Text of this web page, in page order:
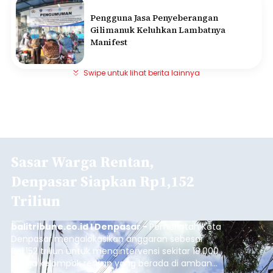
Pengguna Jasa Penyeberangan
Gilimanuk Keluhkan Lambatnya
Manifest
Swipe untuk lihat berita lainnya
Sasar Warga Rentan,
Denpasar Siapkan Rp1,152
Triliun
balitribune.co.id I Denpasar - Pemerintah Kota
Denpasar mengalokasikan anggaran sebesar
Rp1,152 triliun untuk mengintervensi sekitar 18.000
warga kelompok rentan yang berada di ambang